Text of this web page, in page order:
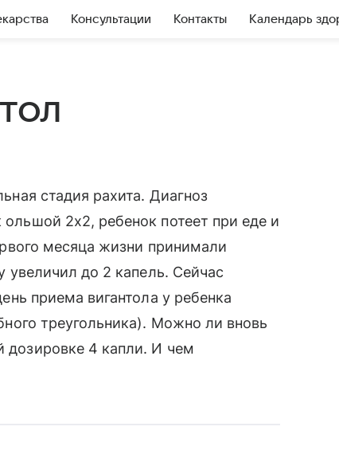
Консультации Контакты Календарь
стадия рахита. Диагноз
2х2, ребенок потеет при еде и
месяца жизни принимали
увеличил до 2 капель. Сейчас
приема вигантола у ребенка
треугольника). Можно ли вновь
дозировке 4 капли. И чем